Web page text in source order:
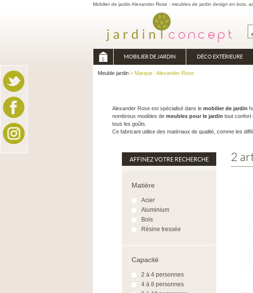
Mobilier de jardin Alexander Rose : meubles de jardin design en bois,
MOBILIER DE JARDIN DÉCO EXTÉRIEURE
Meuble jardin > Marque : Alexander Rose
Alexander Rose est spécialisé dans le mobilier de jardin
nombreux modèles de meubles pour le jardin tout confort
tous les goûts.
Ce fabricant utilise des matériaux de qualité, comme les
AFFINEZ VOTRE RECHERCHE
Matière
Acier
Aluminium
Bois
Résine tressée
Capacité
2 à 4 personnes
4 à 8 personnes
2